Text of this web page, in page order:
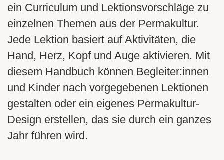
ein Curriculum und Lektionsvorschläge zu
einzelnen Themen aus der Permakultur.
Jede Lektion basiert auf Aktivitäten, die
Hand, Herz, Kopf und Auge aktivieren. Mit
diesem Handbuch können Begleiter:innen
und Kinder nach vorgegebenen Lektionen
gestalten oder ein eigenes Permakultur-
Design erstellen, das sie durch ein ganzes
Jahr führen wird.